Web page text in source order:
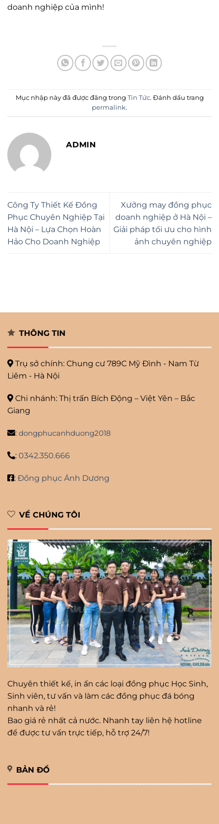
doanh nghiệp của mình!
Mục nhập này đã được đăng trong Tin Tức. Đánh dấu trang
permalink.
ADMIN
Công Ty Thiết Kế Đồng
Phục Chuyên Nghiệp Tại
Hà Nội – Lựa Chọn Hoàn
Hảo Cho Doanh Nghiệp
Xưởng may đồng phục
doanh nghiệp ở Hà Nội –
Giải pháp tối ưu cho hình
ảnh chuyên nghiệp
THÔNG TIN
Trụ sở chính: Chung cư 789C Mỹ Đình - Nam Từ
Liêm - Hà Nội
Chi nhánh: Thị trấn Bích Động – Việt Yên – Bắc
Giang
: dongphucanhduong2018
: 0342.350.666
: Đồng phục Ánh Dương
VỀ CHÚNG TÔI
Chuyên thiết kế, in ấn các loại đồng phục Học Sinh,
Sinh viên, tư vấn và làm các đồng phục đá bóng
nhanh và rẻ!
Bao giá rẻ nhất cả nước. Nhanh tay liên hệ hotline
để được tư vấn trực tiếp, hỗ trợ 24/7!
BẢN ĐỒ